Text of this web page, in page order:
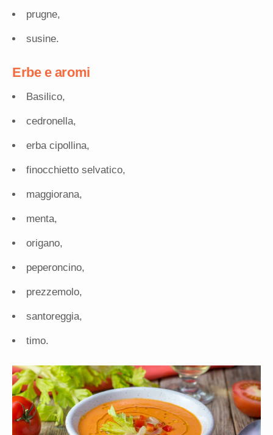
prugne,
susine.
Erbe e aromi
Basilico,
cedronella,
erba cipollina,
finocchietto selvatico,
maggiorana,
menta,
origano,
peperoncino,
prezzemolo,
santoreggia,
timo.